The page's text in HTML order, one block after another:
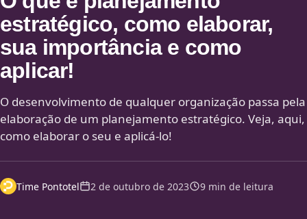
estratégico, como elaborar,
sua importância e como
aplicar!
O desenvolvimento de qualquer organização passa pela
elaboração de um planejamento estratégico. Veja, aqui,
como elaborar o seu e aplicá-lo!
Time Pontotel 2 de outubro de 2023 9 min de leitura